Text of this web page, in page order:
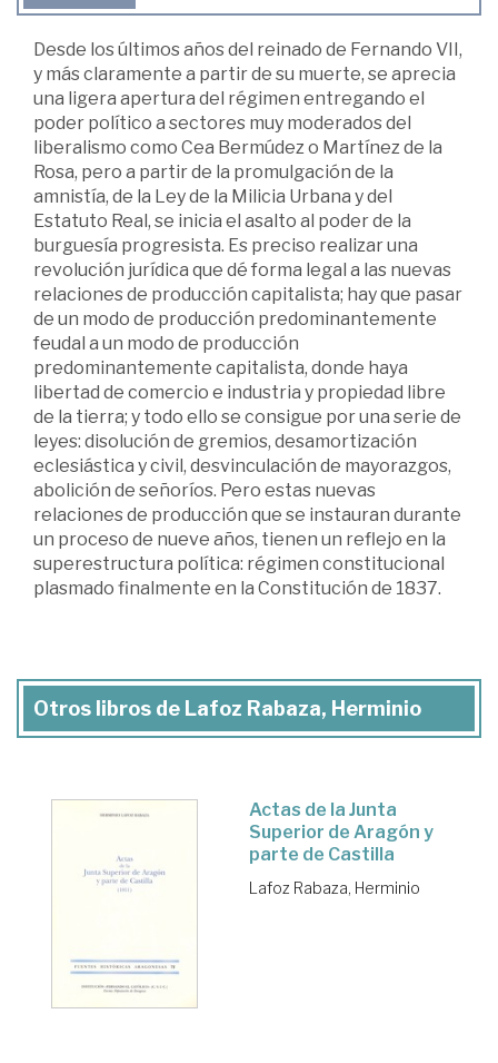
Desde los últimos años del reinado de Fernando VII,
y más claramente a partir de su muerte, se aprecia
una ligera apertura del régimen entregando el
poder político a sectores muy moderados del
liberalismo como Cea Bermúdez o Martínez de la
Rosa, pero a partir de la promulgación de la
amnistía, de la Ley de la Milicia Urbana y del
Estatuto Real, se inicia el asalto al poder de la
burguesía progresista. Es preciso realizar una
revolución jurídica que dé forma legal a las nuevas
relaciones de producción capitalista; hay que pasar
de un modo de producción predominantemente
feudal a un modo de producción
predominantemente capitalista, donde haya
libertad de comercio e industria y propiedad libre
de la tierra; y todo ello se consigue por una serie de
leyes: disolución de gremios, desamortización
eclesiástica y civil, desvinculación de mayorazgos,
abolición de señoríos. Pero estas nuevas
relaciones de producción que se instauran durante
un proceso de nueve años, tienen un reflejo en la
superestructura política: régimen constitucional
plasmado finalmente en la Constitución de 1837.
Otros libros de Lafoz Rabaza, Herminio
Actas de la Junta
Superior de Aragón y
parte de Castilla
Lafoz Rabaza, Herminio